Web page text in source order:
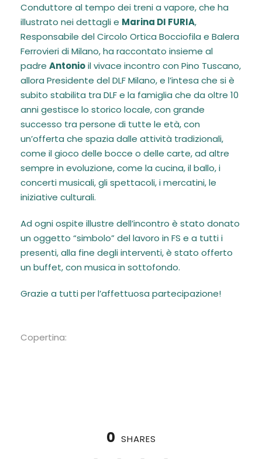
Conduttore al tempo dei treni a vapore, che ha
illustrato nei dettagli e Marina DI FURIA,
Responsabile del Circolo Ortica Bocciofila e Balera
Ferrovieri di Milano, ha raccontato insieme al
padre Antonioil vivace incontro con Pino Tuscano,
allora Presidente del DLF Milano, e l’intesa che si è
subito stabilita tra DLF e la famiglia che da oltre 10
anni gestisce lo storico locale, con grande
successo tra persone di tutte le età, con
un’offerta che spazia dalle attività tradizionali,
come il gioco delle bocce o delle carte, ad altre
sempre in evoluzione, come la cucina, il ballo, i
concerti musicali, gli spettacoli, i mercatini, le
iniziative culturali.
Ad ogni ospite illustre dell’incontro è stato donato
un oggetto “simbolo” del lavoro in FS e a tutti i
presenti, alla fine degli interventi, è stato offerto
un buffet, con musica in sottofondo.
Grazie a tutti per l’affettuosa partecipazione!
Copertina:
0 SHARES